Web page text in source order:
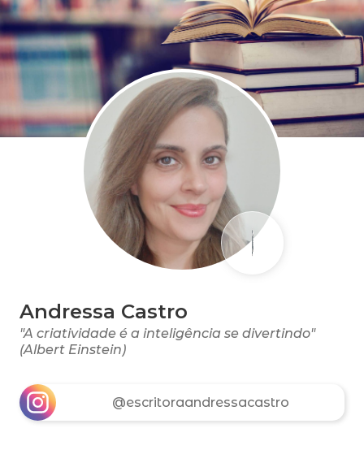
Andressa Castro
"A criatividade é a inteligência se divertindo"
(Albert Einstein)
@escritoraandressacastro